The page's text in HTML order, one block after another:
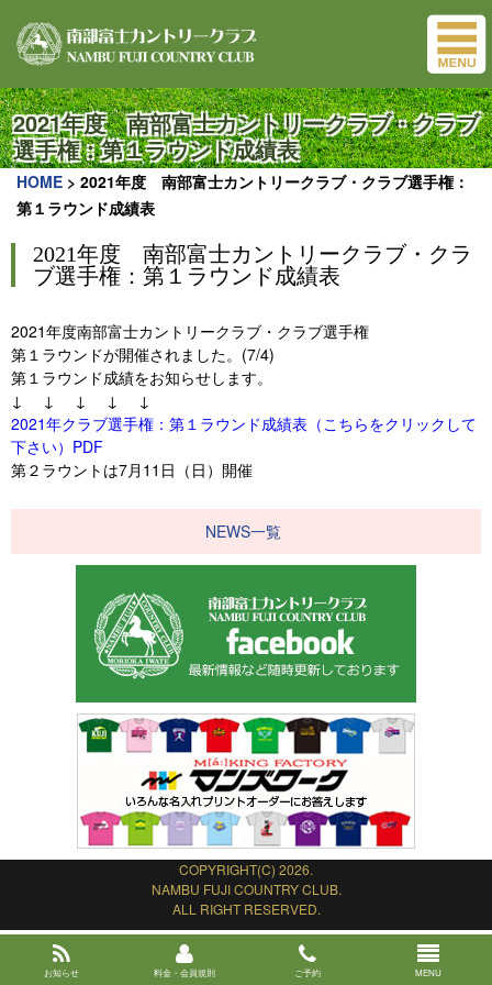
2021年度 南部富士カントリークラブ・クラブ
選手権：第１ラウンド成績表
HOME > 2021年度 南部富士カントリークラブ・クラブ選手権：
第１ラウンド成績表
2021年度 南部富士カントリークラブ・クラ
ブ選手権：第１ラウンド成績表
2021年度南部富士カントリークラブ・クラブ選手権
第１ラウンドが開催されました。(7/4)
第１ラウンド成績をお知らせします。
↓ ↓ ↓ ↓ ↓
2021年クラブ選手権：第１ラウンド成績表（こちらをクリックして
下さい）PDF
第２ラウントは7月11日（日）開催
NEWS一覧
COPYRIGHT(C) 2026.
NAMBU FUJI COUNTRY CLUB.
ALL RIGHT RESERVED.
お知らせ 料金・会員規則 ご予約 MENU